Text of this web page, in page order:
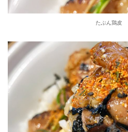
たぶん鶏皮